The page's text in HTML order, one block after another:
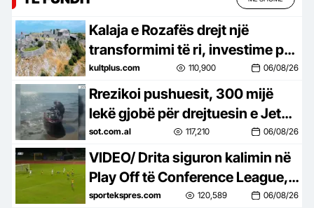
Kalaja e Rozafës drejt një
transformimi të ri, investime për
trashëgiminë dhe turizmin
kultplus.com 110,900 06/08/26
Rrezikoi pushuesit, 300 mijë
lekë gjobë për drejtuesin e Jet
Ski në Zvërnec
sot.com.al 117,210 06/08/26
VIDEO/ Drita siguron kalimin në
Play Off të Conference League, e
mbyll me një ndeshje takimin
sportekspres.com 120,589 06/08/26